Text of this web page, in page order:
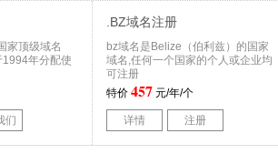
家顶级域名
1994年分配使
们
.BZ域名注册
bz域名是Belize（伯利兹）的国家
域名,任何一个国家的个人或企业均
可注册
特价 457 元/年/个
详情 注册